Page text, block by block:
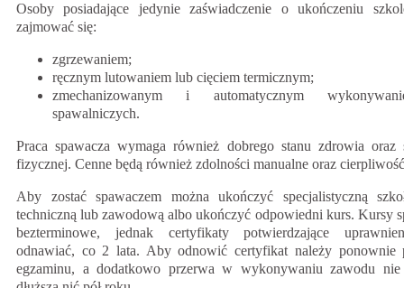
Osoby posiadające jedynie zaświadczenie o ukończeniu
zajmować się:
zgrzewaniem;
ręcznym lutowaniem lub cięciem termicznym;
zmechanizowanym i automatycznym
spawalniczych.
Praca spawacza wymaga również dobrego stanu zdrowia oraz
fizycznej. Cenne będą również zdolności manualne oraz
Aby zostać spawaczem można ukończyć specjalistyczną
techniczną lub zawodową albo ukończyć odpowiedni kurs. Kursy
bezterminowe, jednak certyfikaty potwierdzające
odnawiać, co 2 lata. Aby odnowić certyfikat należy ponownie
egzaminu, a dodatkowo przerwa w wykonywaniu zawodu